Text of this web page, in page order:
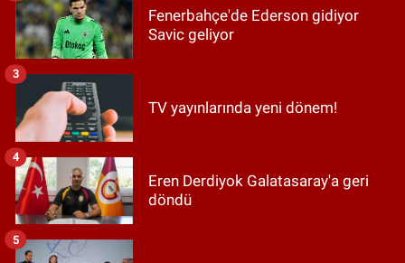
Fenerbahçe'de Ederson gidiyor
Savic geliyor
TV yayınlarında yeni dönem!
3
Eren Derdiyok Galatasaray'a geri
döndü
4
5